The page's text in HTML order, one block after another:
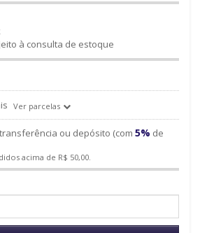
à consulta de estoque
Ver parcelas
ou depósito (com 5% de
acima de R$ 50,00.